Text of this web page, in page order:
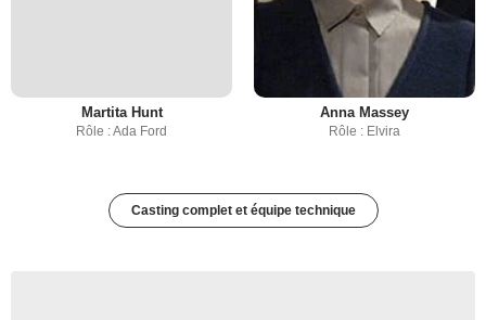
Martita Hunt
Rôle : Ada Ford
Anna Massey
Rôle : Elvira
Casting complet et équipe technique